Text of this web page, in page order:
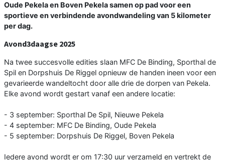
Oude Pekela en Boven Pekela samen op pad voor een
sportieve en verbindende avondwandeling van 5 kilometer
per dag.
Avond3daagse 2025
Na twee succesvolle edities slaan MFC De Binding, Sporthal de
Spil en Dorpshuis De Riggel opnieuw de handen ineen voor een
gevarieerde wandeltocht door alle drie de dorpen van Pekela.
Elke avond wordt gestart vanaf een andere locatie:
- 3 september: Sporthal De Spil, Nieuwe Pekela
- 4 september: MFC De Binding, Oude Pekela
- 5 september: Dorpshuis De Riggel, Boven Pekela
Iedere avond wordt er om 17:30 uur verzameld en vertrekt de